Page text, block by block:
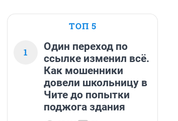
ТОП 5
1
Один переход по
ссылке изменил всё.
Как мошенники
довели школьницу в
Чите до попытки
поджога здания